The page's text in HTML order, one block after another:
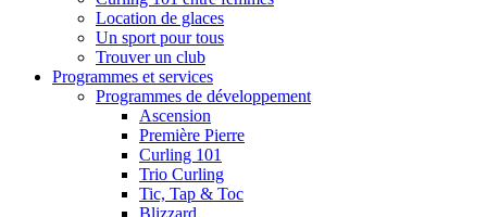
Location de glaces
Un sport pour tous
Trouver un club
Programmes et services
Programmes de développement
Ascension
Première Pierre
Curling 101
Trio Curling
Tic, Tap & Toc
Blizzard